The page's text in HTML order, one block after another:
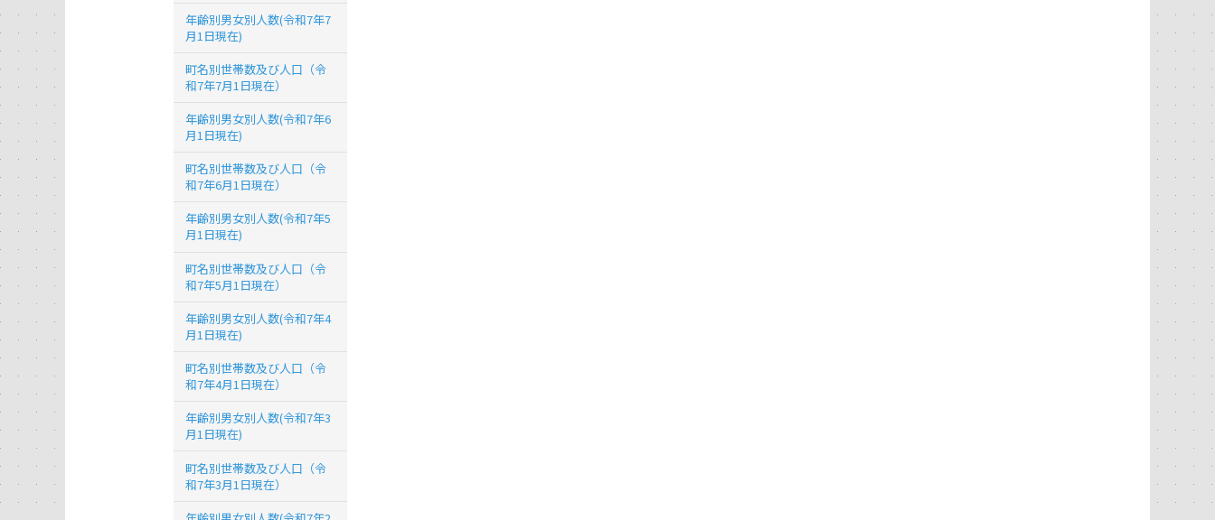
年齢別男女別人数(令和7年7
月1日現在)
町名別世帯数及び人口（令
和7年7月1日現在）
年齢別男女別人数(令和7年6
月1日現在)
町名別世帯数及び人口（令
和7年6月1日現在）
年齢別男女別人数(令和7年5
月1日現在)
町名別世帯数及び人口（令
和7年5月1日現在）
年齢別男女別人数(令和7年4
月1日現在)
町名別世帯数及び人口（令
和7年4月1日現在）
年齢別男女別人数(令和7年3
月1日現在)
町名別世帯数及び人口（令
和7年3月1日現在）